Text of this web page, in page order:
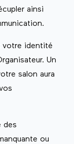
ainsi
votre identité
Un
salon aura
des
ou